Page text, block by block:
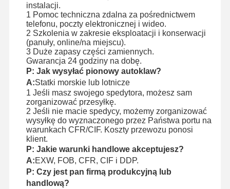
instalacji.
1 Pomoc techniczna zdalna za pośrednictwem
telefonu, poczty elektronicznej i wideo.
2 Szkolenia w zakresie eksploatacji i konserwacji
(panuły, online/na miejscu).
3 Duże zapasy części zamiennych.
Gwarancja 24 godziny na dobę.
P: Jak wysyłać pionowy autoklaw?
A:Statki morskie lub lotnicze
1 Jeśli masz swojego spedytora, możesz sam
zorganizować przesyłkę.
2 Jeśli nie macie spedycy, możemy zorganizować
wysyłkę do wyznaczonego przez Państwa portu na
warunkach CFR/CIF. Koszty przewozu ponosi
klient.
P: Jakie warunki handlowe akceptujesz?
A:EXW, FOB, CFR, CIF i DDP.
P: Czy jest pan firmą produkcyjną lub
handlową?